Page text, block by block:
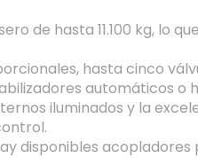
de hasta 11.100 kg, lo
hasta cinco
automáticos o
iluminados y la
disponibles acopladores